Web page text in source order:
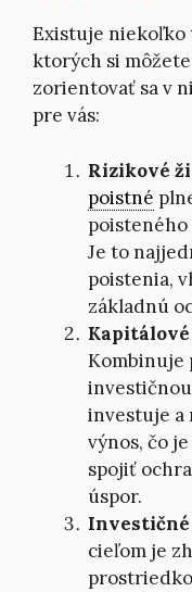
Existuje niekoľko
ktorých si
zorientovať sa v
pre vás:
Rizikové
poistné
poisteného
Je to
poistenia,
základnú
Kombinuje
investuje a
výnos, čo
spojiť
úspor.
cieľom je